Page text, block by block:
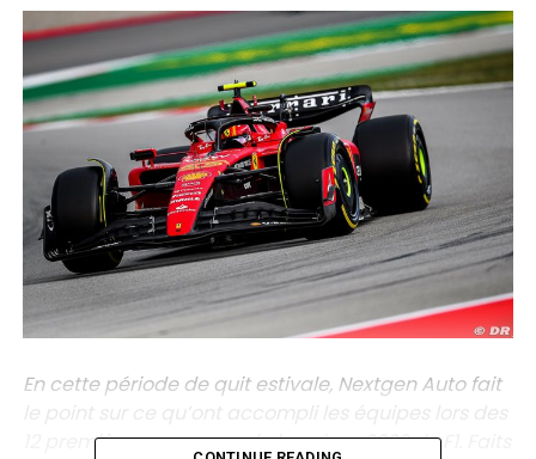
En cette période de quit estivale, Nextgen Auto fait
12 premières programs de la saison 2023 de F1. Faits